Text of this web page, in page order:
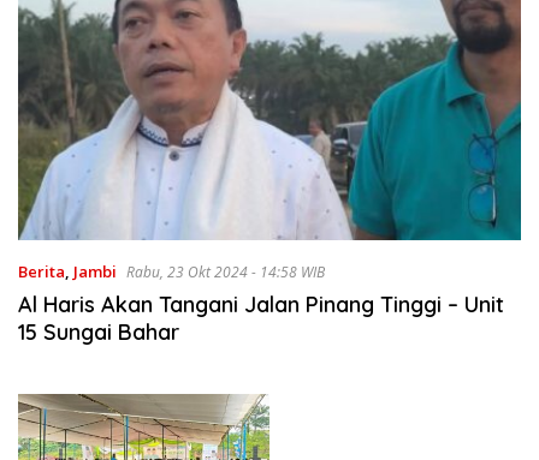
Berita, Jambi Rabu, 23 Okt 2024 - 14:58 WIB
Al Haris Akan Tangani Jalan Pinang Tinggi – Unit
15 Sungai Bahar